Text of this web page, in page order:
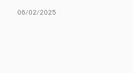
06/02/2025